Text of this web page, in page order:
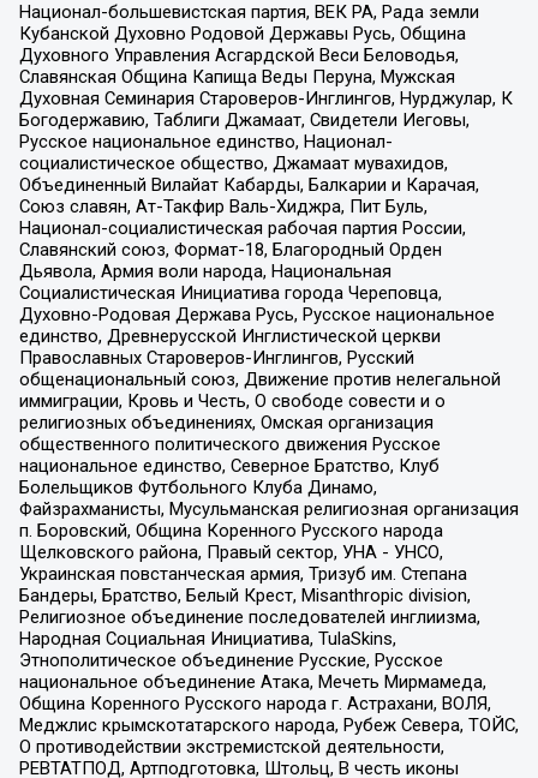
Национал-большевистская партия, ВЕК РА, Рада земли
Кубанской Духовно Родовой Державы Русь, Община
Духовного Управления Асгардской Веси Беловодья,
Славянская Община Капища Веды Перуна, Мужская
Духовная Семинария Староверов-Инглингов, Нурджулар, К
Богодержавию, Таблиги Джамаат, Свидетели Иеговы,
Русское национальное единство, Национал-
социалистическое общество, Джамаат мувахидов,
Объединенный Вилайат Кабарды, Балкарии и Карачая,
Союз славян, Ат-Такфир Валь-Хиджра, Пит Буль,
Национал-социалистическая рабочая партия России,
Славянский союз, Формат-18, Благородный Орден
Дьявола, Армия воли народа, Национальная
Социалистическая Инициатива города Череповца,
Духовно-Родовая Держава Русь, Русское национальное
единство, Древнерусской Инглистической церкви
Православных Староверов-Инглингов, Русский
общенациональный союз, Движение против нелегальной
иммиграции, Кровь и Честь, О свободе совести и о
религиозных объединениях, Омская организация
общественного политического движения Русское
национальное единство, Северное Братство, Клуб
Болельщиков Футбольного Клуба Динамо,
Файзрахманисты, Мусульманская религиозная организация
п. Боровский, Община Коренного Русского народа
Щелковского района, Правый сектор, УНА - УНСО,
Украинская повстанческая армия, Тризуб им. Степана
Бандеры, Братство, Белый Крест, Misanthropic division,
Религиозное объединение последователей инглиизма,
Народная Социальная Инициатива, TulaSkins,
Этнополитическое объединение Русские, Русское
национальное объединение Атака, Мечеть Мирмамеда,
Община Коренного Русского народа г. Астрахани, ВОЛЯ,
Меджлис крымскотатарского народа, Рубеж Севера, ТОЙС,
О противодействии экстремистской деятельности,
РЕВТАТПОД, Артподготовка, Штольц, В честь иконы